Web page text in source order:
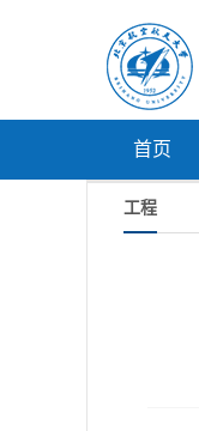
首页
工程